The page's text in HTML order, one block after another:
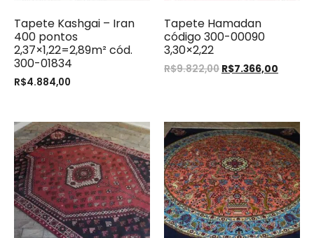
Tapete Kashgai – Iran
400 pontos
2,37×1,22=2,89m² cód.
300-01834
R$4.884,00
Tapete Hamadan
código 300-00090
3,30×2,22
R$9.822,00 R$7.366,00